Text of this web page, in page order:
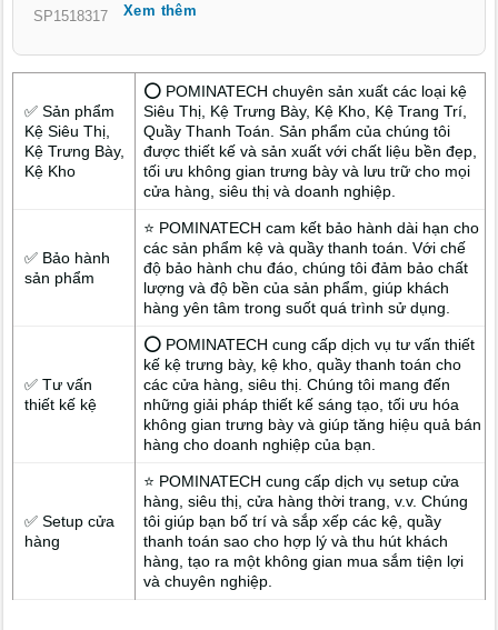
kinh doanh bền vững.
SP1518317 Xem thêm
✅ Sản phẩm
Kệ Siêu Thị,
Kệ Trưng Bày,
Kệ Kho
⭕ POMINATECH chuyên sản xuất các loại kệ
Siêu Thị, Kệ Trưng Bày, Kệ Kho, Kệ Trang Trí,
Quầy Thanh Toán. Sản phẩm của chúng tôi
được thiết kế và sản xuất với chất liệu bền đẹp,
tối ưu không gian trưng bày và lưu trữ cho mọi
cửa hàng, siêu thị và doanh nghiệp.
✅ Bảo hành
sản phẩm
⭐ POMINATECH cam kết bảo hành dài hạn cho
các sản phẩm kệ và quầy thanh toán. Với chế
độ bảo hành chu đáo, chúng tôi đảm bảo chất
lượng và độ bền của sản phẩm, giúp khách
hàng yên tâm trong suốt quá trình sử dụng.
✅ Tư vấn
thiết kế kệ
⭕ POMINATECH cung cấp dịch vụ tư vấn thiết
kế kệ trưng bày, kệ kho, quầy thanh toán cho
các cửa hàng, siêu thị. Chúng tôi mang đến
những giải pháp thiết kế sáng tạo, tối ưu hóa
không gian trưng bày và giúp tăng hiệu quả bán
hàng cho doanh nghiệp của bạn.
✅ Setup cửa
hàng
⭐ POMINATECH cung cấp dịch vụ setup cửa
hàng, siêu thị, cửa hàng thời trang, v.v. Chúng
tôi giúp bạn bố trí và sắp xếp các kệ, quầy
thanh toán sao cho hợp lý và thu hút khách
hàng, tạo ra một không gian mua sắm tiện lợi
và chuyên nghiệp.